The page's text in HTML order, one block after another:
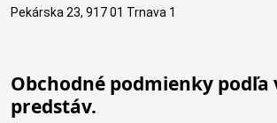
Pekárska 23, 917 01 Trnava 1
Obchodné podmienky podľa
predstáv.